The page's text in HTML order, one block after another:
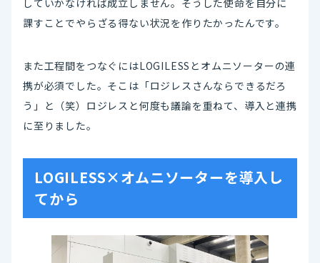
していかなければ成立しません。そうした使命を自分に
課すことでやらざる得ない状況を作りたかったんです。
また工程間をつなぐにはLOGILESSとオムニソーターの連
携が必須でした。そこは「ロジレスさんならできるだろ
う」と（笑）ロジレスと何度も議論を重ねて、導入と連携
に至りました。
LOGILESS×オムニソーターを導入し
てから